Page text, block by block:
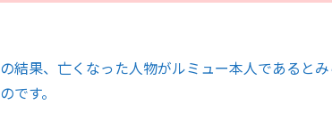
結果、亡くなった人物がルミュー本人であると
です。